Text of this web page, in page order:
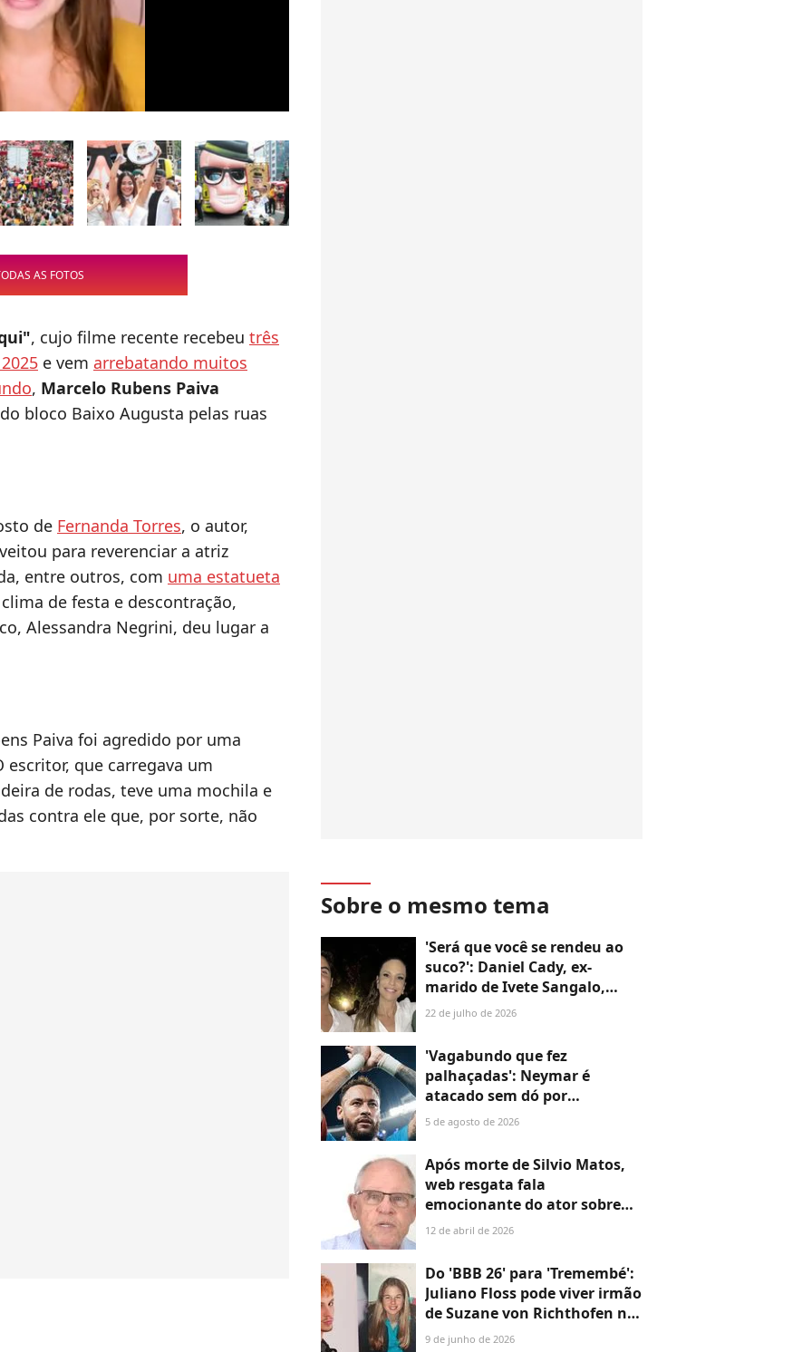
AS FOTOS
, cujo filme recente recebeu três
e vem arrebatando muitos
, Marcelo Rubens Paiva
bloco Baixo Augusta pelas ruas
de Fernanda Torres, o autor,
para reverenciar a atriz
entre outros, com uma estatueta
de festa e descontração,
Alessandra Negrini, deu lugar a
Paiva foi agredido por uma
escritor, que carregava um
de rodas, teve uma mochila e
contra ele que, por sorte, não
Sobre o mesmo tema
'Será que você se rendeu ao
suco?': Daniel Cady, ex-
marido de Ivete Sangalo,
reage a vídeo polêmico sobre
Sangalo. Veja!
22 de julho de 2026
'Vagabundo que fez
palhaçadas': Neymar é
atacado sem dó por
presidente do Remo após
vídeo de confusão
5 de agosto de 2026
Após morte de Silvio Matos,
web resgata fala
emocionante do ator sobre
fim da vida: 'A gente vai
vídeo!
12 de abril de 2026
Do 'BBB 26' para 'Tremembé':
Juliano Floss pode viver irmão
de Suzane von Richthofen na
série; na vida real, Andreas
9 de junho de 2026